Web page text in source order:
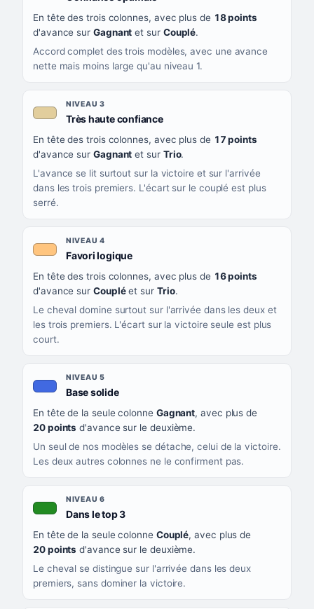
En tête des trois colonnes, avec plus de 18 points
d'avance sur Gagnant et sur Couplé.
Accord complet des trois modèles, avec une avance
nette mais moins large qu'au niveau 1.
NIVEAU 3
Très haute confiance, couleur beige
En tête des trois colonnes, avec plus de 17 points
d'avance sur Gagnant et sur Trio.
L'avance se lit surtout sur la victoire et sur l'arrivée
dans les trois premiers. L'écart sur le couplé est plus
serré.
NIVEAU 4
Favori logique, couleur orange clair
En tête des trois colonnes, avec plus de 16 points
d'avance sur Coupléet sur Trio.
Le cheval domine surtout sur l'arrivée dans les deux et
les trois premiers. L'écart sur la victoire seule est plus
court.
NIVEAU 5
Base solide, couleur bleu roi
En tête de la seule colonne Gagnant, avec plus de
20 points d'avance sur le deuxième.
Un seul de nos modèles se détache, celui de la victoire.
Les deux autres colonnes ne le confirment pas.
NIVEAU 6
Dans le top 3, couleur verte
En tête de la seule colonne Couplé, avec plus de
20 points d'avance sur le deuxième.
Le cheval se distingue sur l'arrivée dans les deux
premiers, sans dominer la victoire.